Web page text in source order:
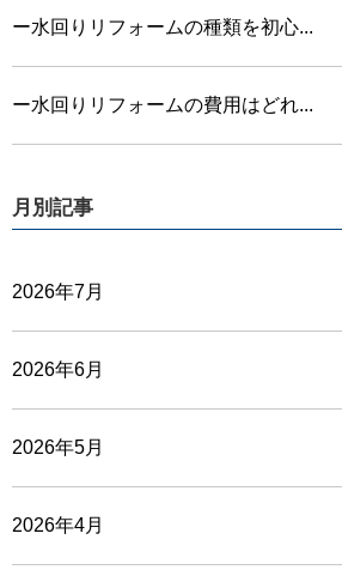
ー水回りリフォームの種類を初心...
ー水回りリフォームの費用はどれ...
月別記事
2026年7月
2026年6月
2026年5月
2026年4月